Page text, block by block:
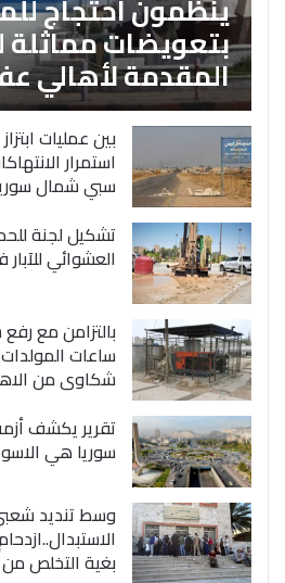
بتعويضات مماثلة
المقدمة لأهالي
بين عمليات
استمرار
سبي شمال
تشكيل لجنة
العشوائي
بالتزامن مع
ساعات
شكاوى من
تقرير يكشف
سوريا هي
وسط تنديد
بغية التخلص